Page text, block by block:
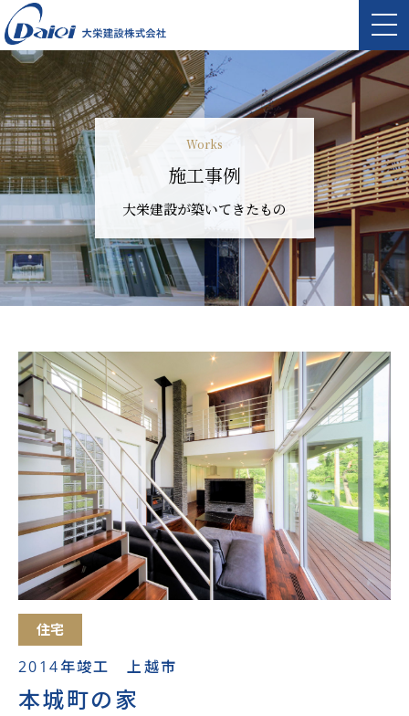
Works
施工事例
大栄建設が築いてきたもの
住宅
2014年竣工 上越市
本城町の家